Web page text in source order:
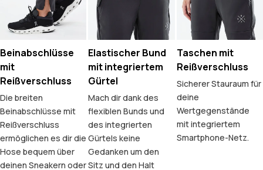
Beinabschlüsse
mit
Reißverschluss
Die breiten
Beinabschlüsse mit
Reißverschluss
ermöglichen es dir die
Hose bequem über
deinen Sneakern oder
Elastischer Bund
mit integriertem
Gürtel
Mach dir dank des
flexiblen Bunds und
des integrierten
Gürtels keine
Gedanken um den
Sitz und den Halt
Taschen mit
Reißverschluss
Sicherer Stauraum für
deine
Wertgegenstände
mit integriertem
Smartphone-Netz.